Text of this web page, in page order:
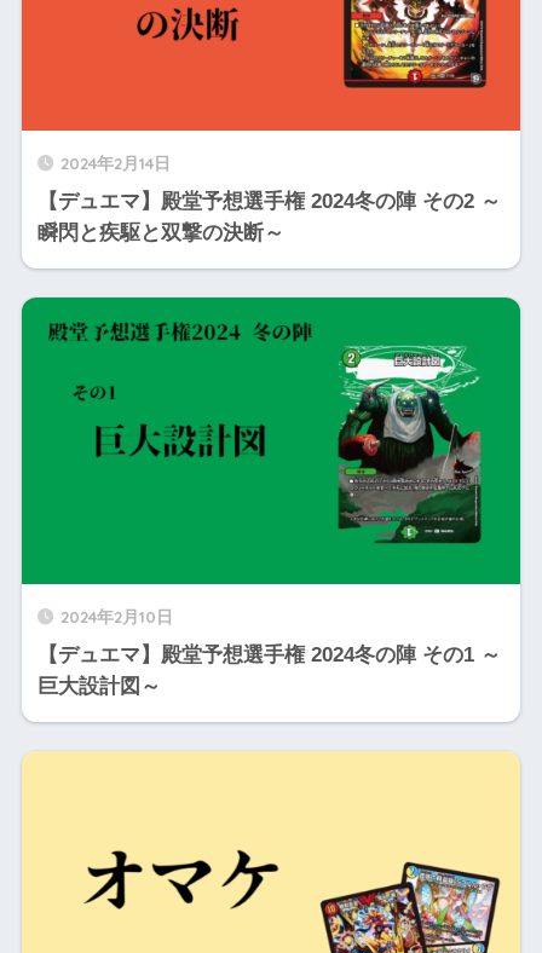
2024年2月14日
【デュエマ】殿堂予想選手権 2024冬の陣 その2 ～
瞬閃と疾駆と双撃の決断～
2024年2月10日
【デュエマ】殿堂予想選手権 2024冬の陣 その1 ～
巨大設計図～